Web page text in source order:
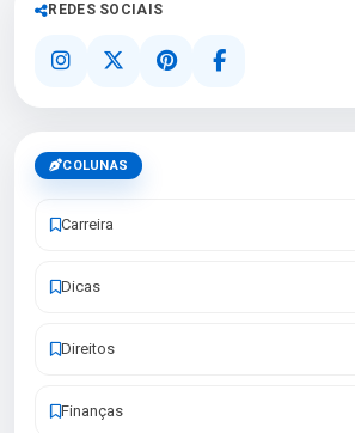
REDES SOCIAIS
COLUNAS
Carreira
Dicas
Direitos
Finanças